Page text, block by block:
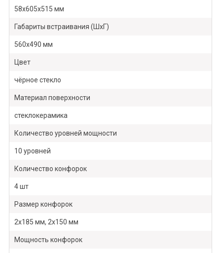
58х605х515 мм
Габариты встраивания (ШxГ)
560х490 мм
Цвет
чёрное стекло
Материал поверхности
стеклокерамика
Количество уровней мощности
10 уровней
Количество конфорок
4 шт
Размер конфорок
2х185 мм, 2х150 мм
Мощность конфорок